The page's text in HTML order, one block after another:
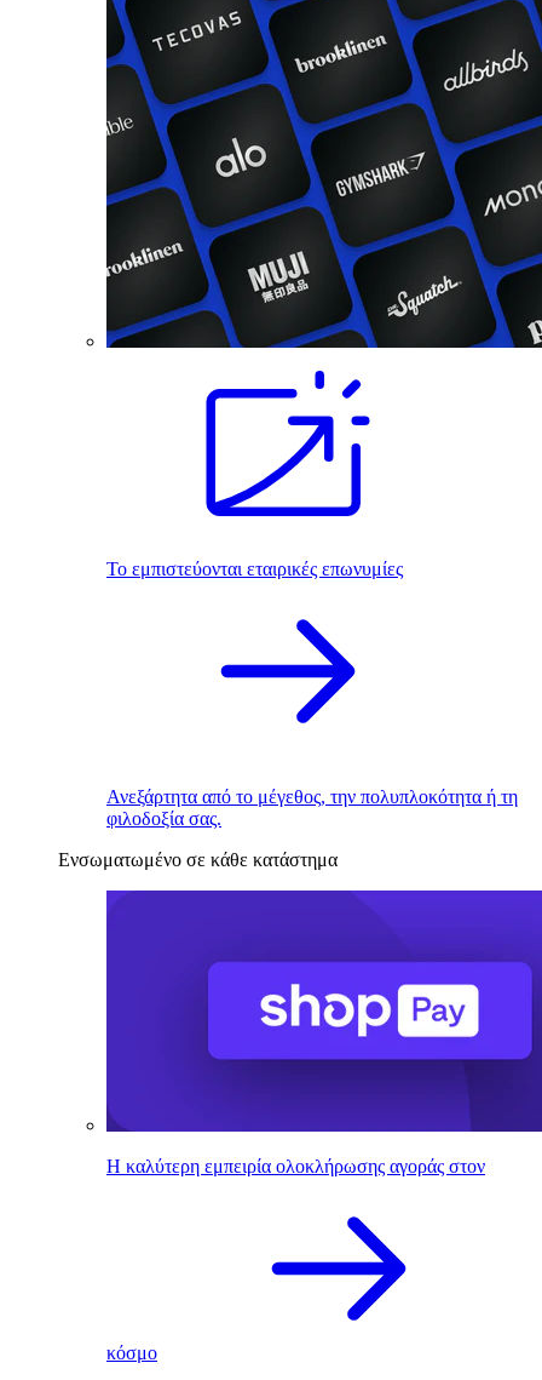
Το εμπιστεύονται εταιρικές επωνυμίες
Ανεξάρτητα από το μέγεθος, την πολυπλοκότητα ή τη
φιλοδοξία σας.
Ενσωματωμένο σε κάθε κατάστημα
Η καλύτερη εμπειρία ολοκλήρωσης αγοράς στον
κόσμο